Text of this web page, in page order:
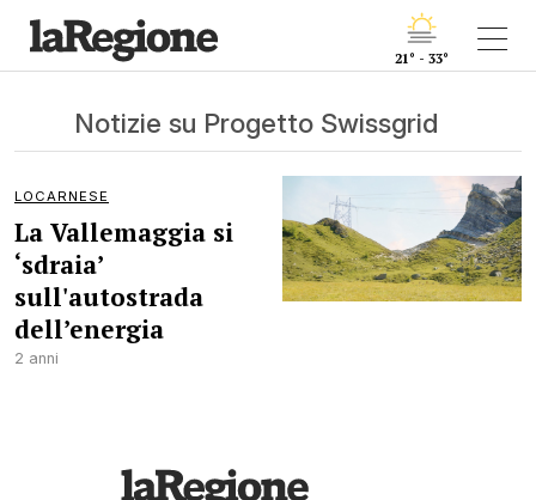
21° - 33°
Notizie su Progetto Swissgrid
LOCARNESE
La Vallemaggia si
‘sdraia’
sull'autostrada
dell’energia
2 anni